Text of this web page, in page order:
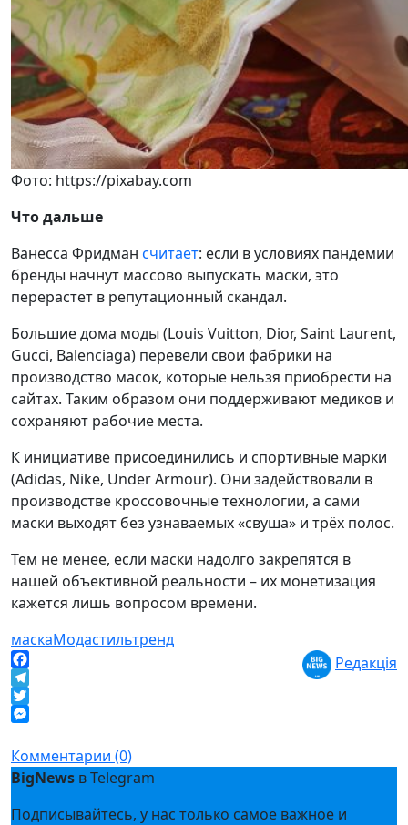
Фото: https://pixabay.com
Что дальше
Ванесса Фридман считает: если в условиях пандемии
бренды начнут массово выпускать маски, это
перерастет в репутационный скандал.
Большие дома моды (Louis Vuitton, Dior, Saint Laurent,
Gucci, Balenciaga) перевели свои фабрики на
производство масок, которые нельзя приобрести на
сайтах. Таким образом они поддерживают медиков и
сохраняют рабочие места.
К инициативе присоединились и спортивные марки
(Adidas, Nike, Under Armour). Они задействовали в
производстве кроссовочные технологии, а сами
маски выходят без узнаваемых «свуша» и трёх полос.
Тем не менее, если маски надолго закрепятся в
нашей объективной реальности – их монетизация
кажется лишь вопросом времени.
маскаМодастильтренд
Facebook
Telegram
Twitter
Редакція
Комментарии (0)
BigNews в Telegram
Подписывайтесь, у нас только самое важное и